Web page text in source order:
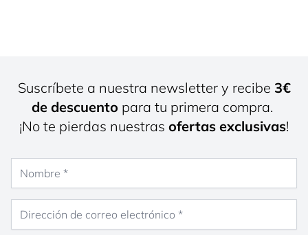
Suscríbete a nuestra newsletter y recibe 3€
de descuento para tu primera compra.
¡No te pierdas nuestras ofertas exclusivas!